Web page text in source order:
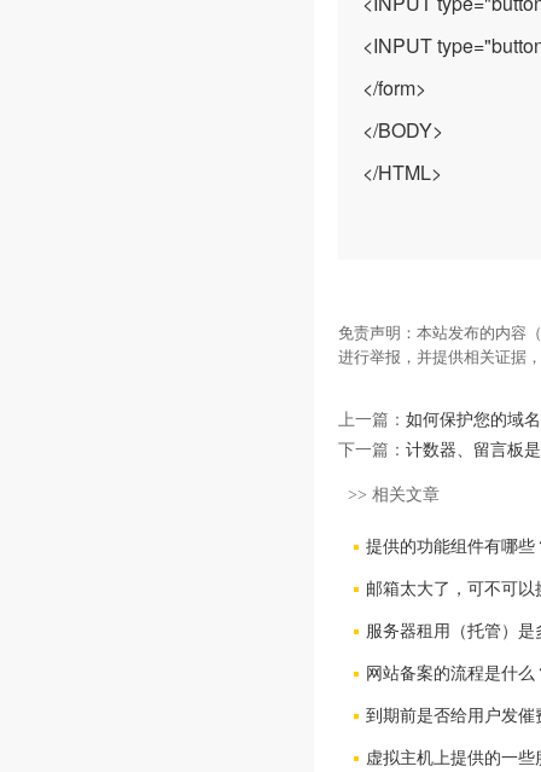
<INPUT
</form>
</BODY>
</HTML>
免责声明：本站发布的内容
进行举报，并提供相关证据
上一篇： 如何保护您的域
下一篇： 计数器、留言板
>> 相关文章
提供的功能组件有哪些
邮箱太大了，可不可以
服务器租用（托管）
网站备案的流程是什么
到期前是否给用户发催
虚拟主机上提供的一些